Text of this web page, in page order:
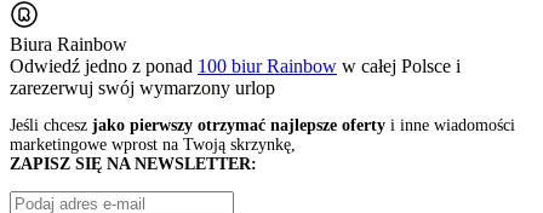
Biura Rainbow
Odwiedź jedno z ponad 100 biur Rainbow w całej Polsce i
zarezerwuj swój wymarzony urlop
Jeśli chcesz jako pierwszy otrzymać najlepsze oferty i inne wiadomości
marketingowe wprost na Twoją skrzynkę,
ZAPISZ SIĘ NA NEWSLETTER: